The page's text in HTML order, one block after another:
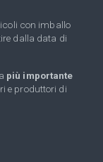
con imballo
dalla data di
più importante
e produttori di